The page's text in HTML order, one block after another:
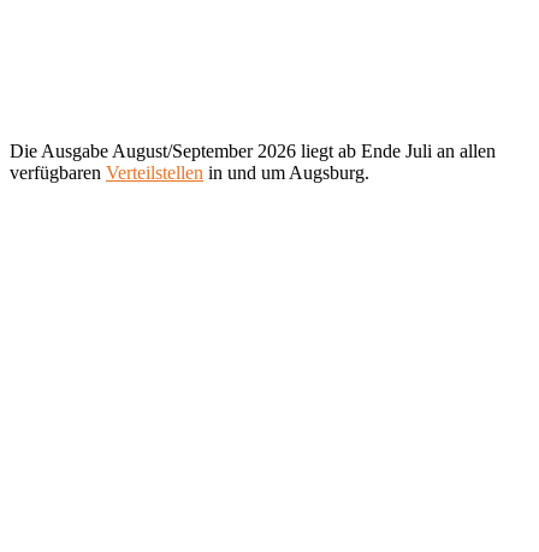
Die Ausgabe August/September 2026 liegt ab Ende Juli an allen
verfügbaren Verteilstellen in und um Augsburg.